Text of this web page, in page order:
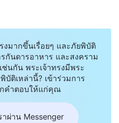
งมากขึ้นเรื่อยๆ และภัยพิบัติ
กันดารอาหาร และสงคราม
ช่นกัน พระเจ้าทรงมีพระ
บัติเหล่านี้? เข้าร่วมการ
คำตอบให้แก่คุณ
าผ่าน Messenger